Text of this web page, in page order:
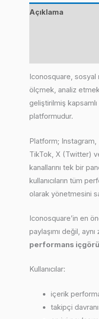
Açıklama
Iconosquare, sosyal
ölçmek, analiz
geliştirilmiş
platformudur.
Platform;
TikTok, X (Twitter)
kanallarını tek bir
kullanıcıların tüm
olarak yönetmesini
Iconosquare’in en
paylaşımı değil, aynı
performans
Kullanıcılar:
içerik
takipçi